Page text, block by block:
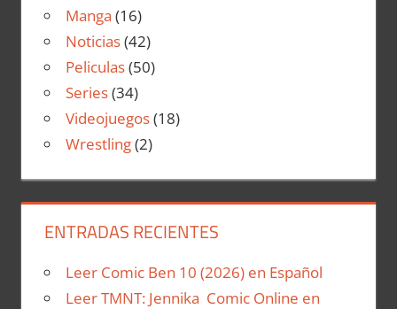
Manga (16)
Noticias(42)
Peliculas(50)
Series(34)
Videojuegos(18)
Wrestling(2)
ENTRADAS RECIENTES
Leer Comic Ben 10 (2026) en Español
Leer TMNT: Jennika Comic Online en